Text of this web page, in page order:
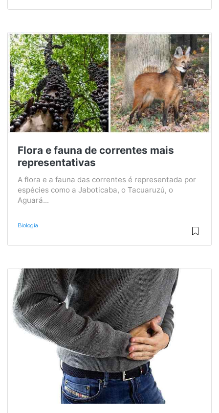
Flora e fauna de correntes mais
representativas
A flora e a fauna das correntes é representada por
espécies como a Jaboticaba, o Tacuaruzú, o
Aguará...
Biologia